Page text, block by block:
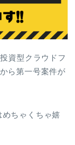
資型クラウドフ
ら第一号案件が
ちゃくちゃ嬉